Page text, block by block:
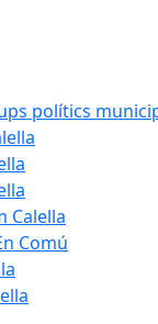
polítics
Calella
Comú